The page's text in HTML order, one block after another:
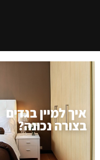
איך למיין בגדים
בצורה נכונה?